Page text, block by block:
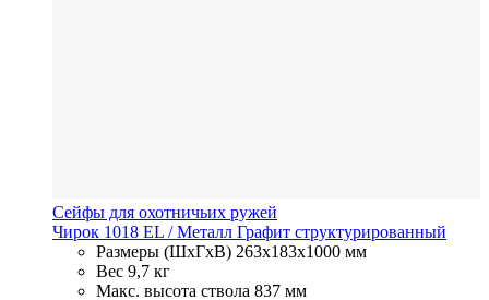
Сейфы для охотничьих ружей
Чирок 1018 EL / Металл Графит структурированный
Размеры (ШхГхВ) 263x183x1000 мм
Вес 9,7 кг
Макс. высота ствола 837 мм